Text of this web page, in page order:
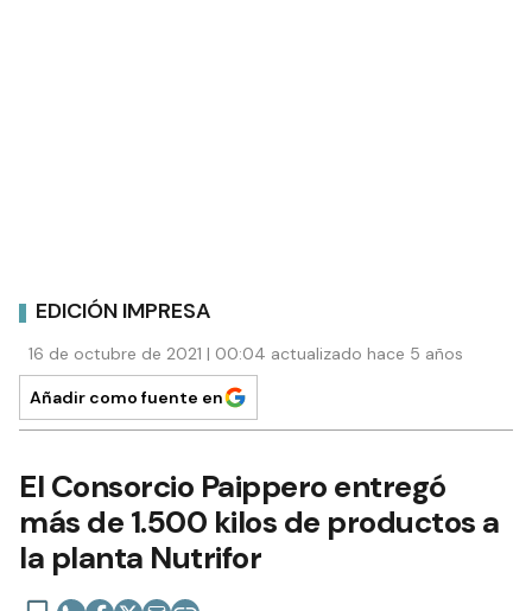
EDICIÓN IMPRESA
16 de octubre de 2021 | 00:04 actualizado hace 5 años
Añadir como fuente en
El Consorcio Paippero entregó
más de 1.500 kilos de productos a
la planta Nutrifor